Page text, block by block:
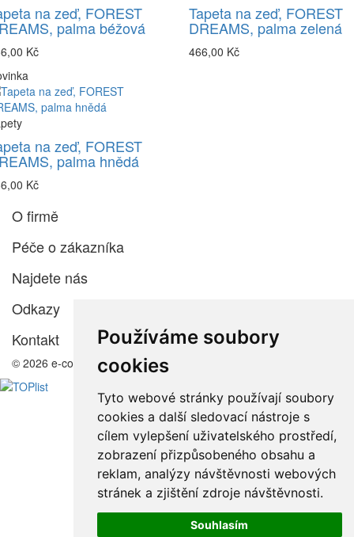
Používáme soubory
cookies
Tyto webové stránky používají soubory
cookies a další sledovací nástroje s
cílem vylepšení uživatelského prostředí,
zobrazení přizpůsobeného obsahu a
reklam, analýzy návštěvnosti webových
stránek a zjištění zdroje návštěvnosti.
Souhlasím
na zeď, FOREST
palma béžová
Kč
Tapeta na zeď, FOREST
DREAMS, palma zelená
466,00 Kč
na zeď, FOREST
palma hnědá
Kč
O firmě
Péče o zákazníka
Najdete nás
Odkazy
Kontakt
© 2026 e-color.cz